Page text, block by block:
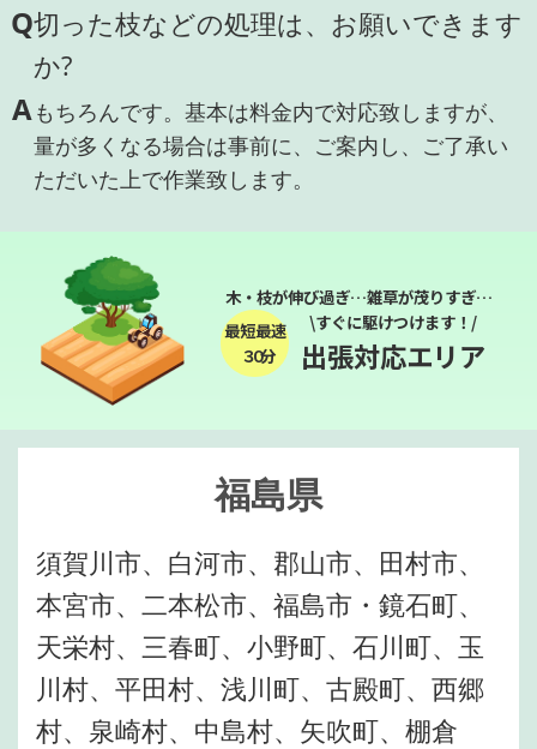
Q切った枝などの処理は、お願いできます
か?
Aもちろんです。基本は料金内で対応致しますが、
量が多くなる場合は事前に、ご案内し、ご了承い
ただいた上で作業致します。
木・枝が伸び過ぎ…雑草が茂りすぎ…
最短最速
３０分
\すぐに駆けつけます！/
出張対応エリア
福島県
須賀川市、白河市、郡山市、田村市、
本宮市、二本松市、福島市・鏡石町、
天栄村、三春町、小野町、石川町、玉
川村、平田村、浅川町、古殿町、西郷
村、泉崎村、中島村、矢吹町、棚倉